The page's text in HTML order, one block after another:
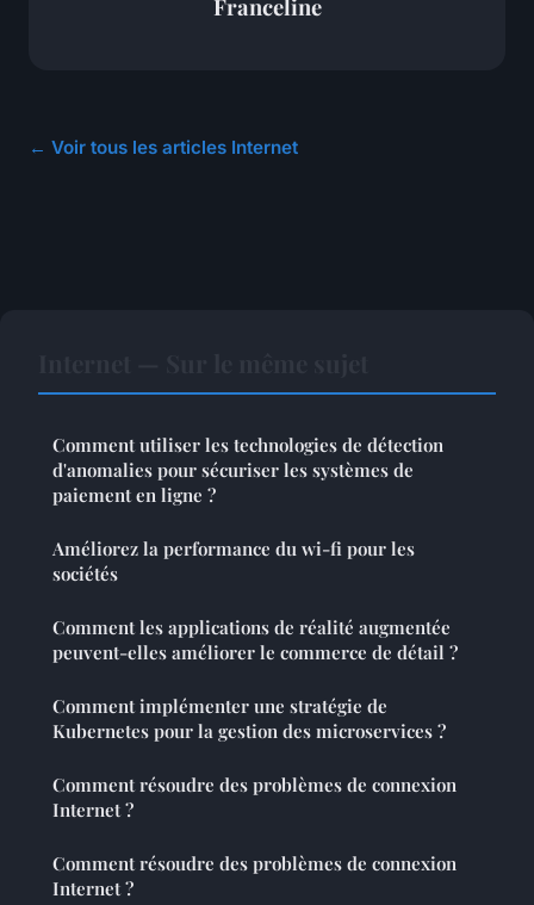
Franceline
← Voir tous les articles Internet
Comment utiliser les technologies de détection
d'anomalies pour sécuriser les systèmes de
paiement en ligne ?
Améliorez la performance du wi-fi pour les
sociétés
Comment les applications de réalité augmentée
peuvent-elles améliorer le commerce de détail ?
Comment implémenter une stratégie de
Kubernetes pour la gestion des microservices ?
Comment résoudre des problèmes de connexion
Internet ?
Comment résoudre des problèmes de connexion
Internet ?